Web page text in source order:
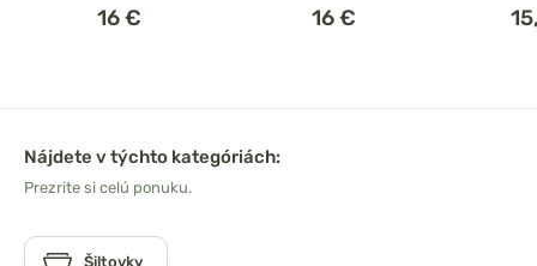
16 € 16 €
Nájdete v týchto kategóriách:
Prezrite si celú ponuku.
Šiltovky